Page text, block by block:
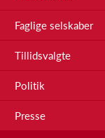
Faglige selskaber
Tillidsvalgte
Politik
Presse